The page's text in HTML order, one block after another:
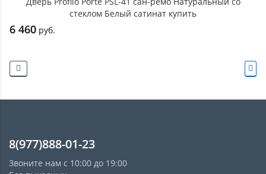
стеклом Белый сатинат купить
6 460 руб.
8(977)888-01-23
Звоните нам с 10:00 до 19:00